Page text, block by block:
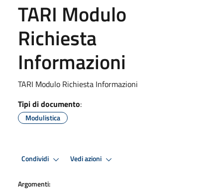
TARI Modulo
Richiesta
Informazioni
TARI Modulo Richiesta Informazioni
Tipi di documento:
Modulistica
Condividi Vedi azioni
Argomenti: